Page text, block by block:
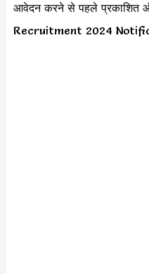
आवेदन करने से पहले प्रकाशित
Recruitment 2024